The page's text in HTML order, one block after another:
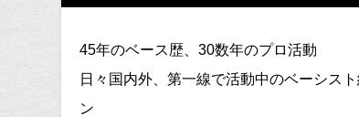
45年のベース歴、30数年のプロ活動
日々国内外、第一線で活動中のベーシス
ン